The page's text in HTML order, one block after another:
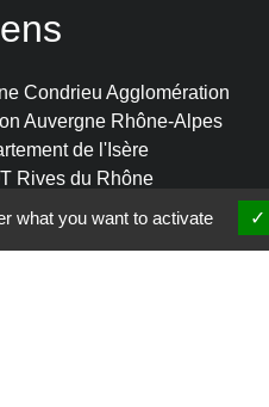
Condrieu Agglomération
Auvergne Rhône-Alpes
de l'Isère
Rives du Rhône
what you want to activate